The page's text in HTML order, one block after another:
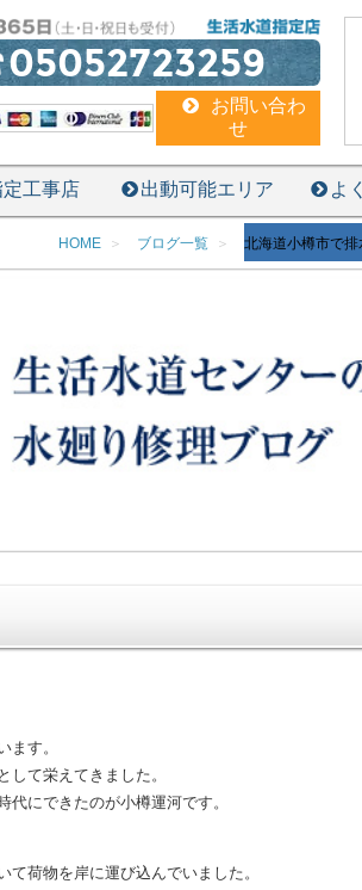
05052723259
お問い合わ
せ
工事店 出動可能エリア よ
HOME ブログ一覧 北海道小樽市で
ます。
て栄えてきました。
にできたのが小樽運河です。
荷物を岸に運び込んでいました。